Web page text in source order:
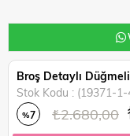
Broş Detaylı
Stok Kodu
(19371-1-
%7 ₺2.680,00